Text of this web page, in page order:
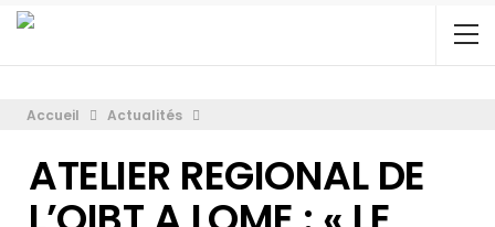
Accueil Actualités
ATELIER REGIONAL DE